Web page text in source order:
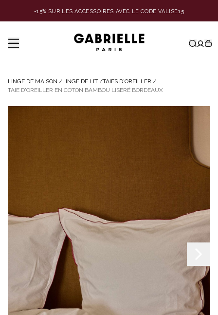
-15% SUR LES ACCESSOIRES AVEC LE CODE VALISE15
LINGE DE MAISON /LINGE DE LIT /TAIES D'OREILLER /
TAIE D'OREILLER EN COTON BAMBOU LISERÉ BORDEAUX